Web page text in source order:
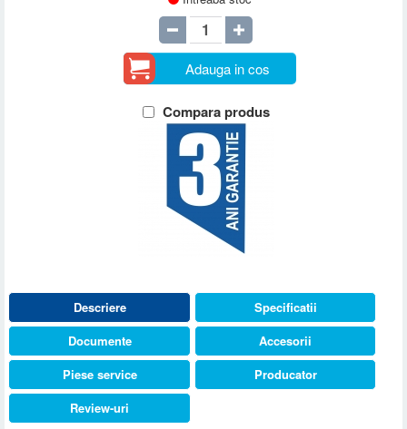
Adauga in cos
Compara produs
Descriere
Specificatii
Documente
Accesorii
Piese service
Producator
Review-uri